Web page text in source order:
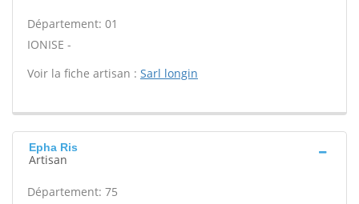
Département: 01
IONISE -
Voir la fiche artisan : Sarl longin
Epha Ris
Artisan
Département: 75